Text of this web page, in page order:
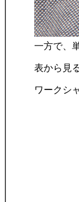
一方で、
表から見
ワークシ